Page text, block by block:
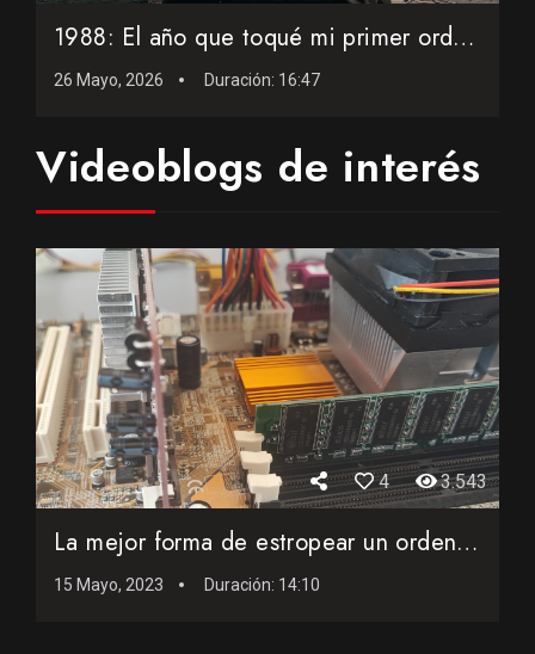
1988: El año que toqué mi primer ordenador portátil
26 Mayo, 2026 Duración: 16:47
Videoblogs de interés
4 3.543
La mejor forma de estropear un ordenador en un curso de hard...
15 Mayo, 2023 Duración: 14:10